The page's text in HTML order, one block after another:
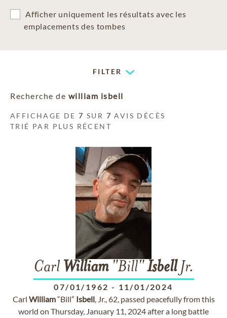
Afficher uniquement les résultats avec les
emplacements des tombes
FILTER
Recherche de william isbell
AFFICHAGE DE7 SUR 7 AVIS DÉCÈS
TRIÉ PAR PLUS RÉCENT
Carl William"Bill"IsbellJr.
07/01/1962 - 11/01/2024
Carl William“Bill” Isbell, Jr., 62, passed peacefully from this
world on Thursday, January 11, 2024 after a long battle